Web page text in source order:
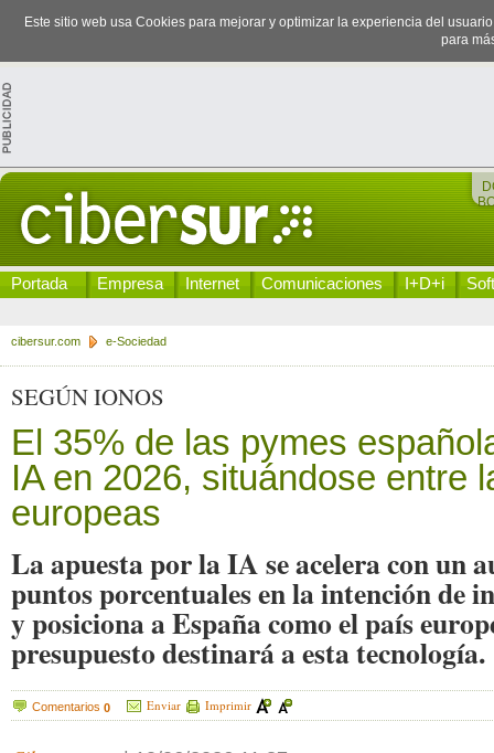
Este sitio web usa Cookies para mejorar y optimizar la experiencia del
para
Portada Empresa Internet Comunicaciones I+D+i
cibersur.com e-Sociedad
SEGÚN IONOS
El 35% de las pymes
IA en 2026, situándose entre
europeas
La apuesta por la IA se acelera con un
puntos porcentuales en la intención de
y posiciona a España como el país
presupuesto destinará a esta tecnología.
Comentarios 0 Enviar Imprimir